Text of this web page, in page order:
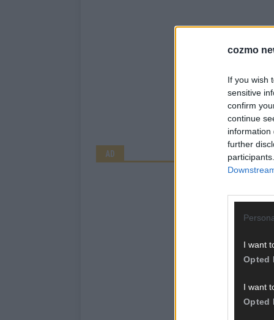
cozmo
If you wish
sensitive
confirm
continue
information
further
I want
Opted
I want
Opted
AD